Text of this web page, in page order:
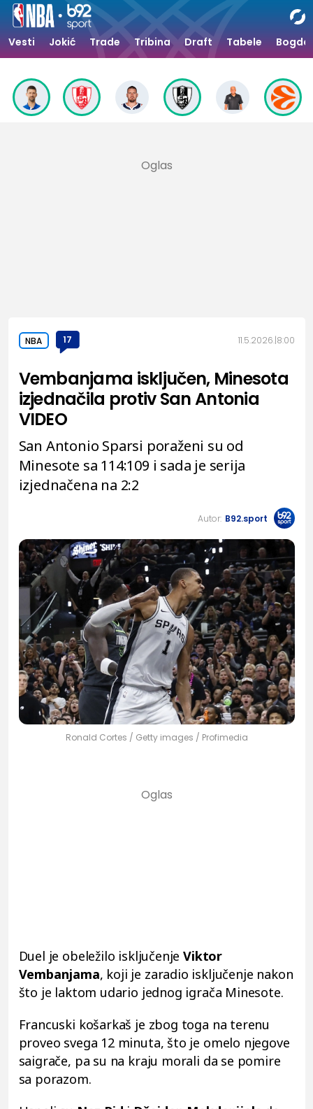
Vesti Jokić Trade Tribina Draft Tabele
NBA 17 11.5.2026. 8:00
Vembanjama isključen, Minesota
izjednačila protiv San Antonia
VIDEO
San Antonio Sparsi poraženi su od
Minesote sa 114:109 i sada je serija
izjednačena na 2:2
Autor: B92.sport
Ronald Cortes / Getty images / Profimedia
Duel je obeležilo isključenjeViktor
Vembanjama, koji je zaradio isključenje nakon
što je laktom udario jednog igrača Minesote.
Francuski košarkaš je zbog toga na terenu
proveo svega 12 minuta, što je omelo njegove
saigrače, pa su na kraju morali da se pomire
sa porazom.